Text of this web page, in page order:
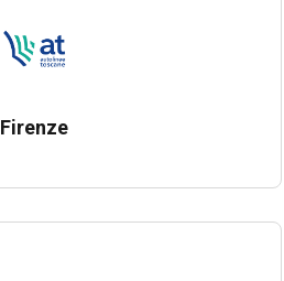
Firenze